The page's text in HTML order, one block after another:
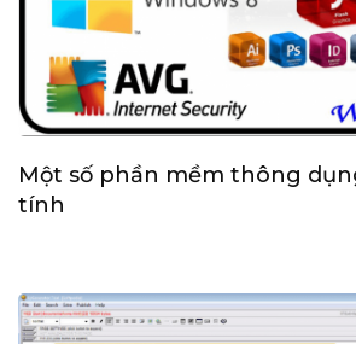
Một số phần mềm thông
tính